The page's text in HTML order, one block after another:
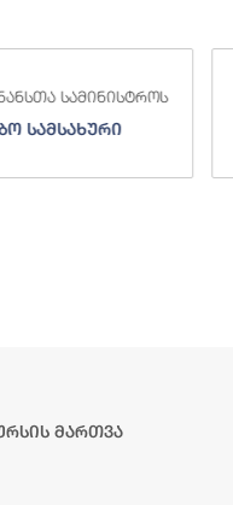
სამინისტროს
სამსახური
მართვა